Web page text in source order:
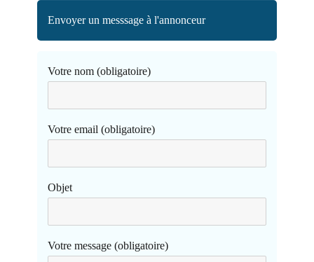
Envoyer un messsage à l'annonceur
Votre nom (obligatoire)
Votre email (obligatoire)
Objet
Votre message (obligatoire)